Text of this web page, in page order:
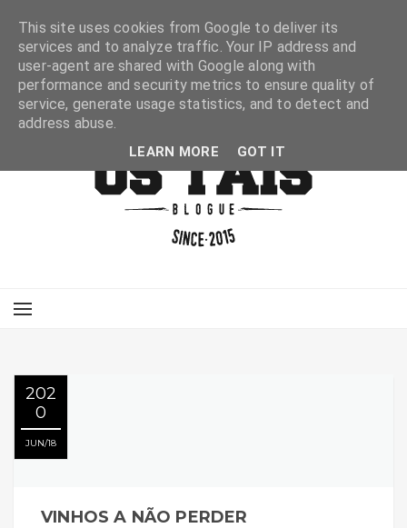
202
0
JUN 18
VINHOS A NÃO PERDER
This site uses cookies from Google to deliver its
services and to analyze traffic. Your IP address and
user-agent are shared with Google along with
performance and security metrics to ensure quality of
service, generate usage statistics, and to detect and
address abuse.
LEARN MORE GOT IT